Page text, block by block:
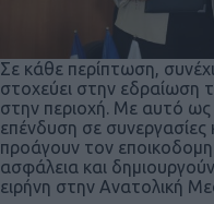
Σε κάθε περίπτωση,
στοχεύει στην εδραίωση
στην περιοχή. Με αυτό ως
επένδυση σε
προάγουν τον
ασφάλεια και
ειρήνη στην Ανατολική